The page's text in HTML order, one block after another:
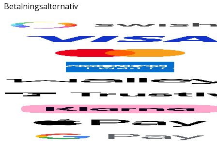
Betalningsalternativ